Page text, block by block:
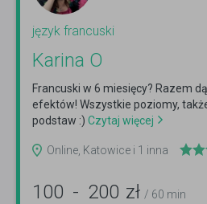
język francuski
Karina O
Francuski w 6 miesięcy? Razem
efektów! Wszystkie poziomy,
podstaw :) Czytaj więcej
Online, Katowice i 1 inna
100 - 200 zł / 60 min